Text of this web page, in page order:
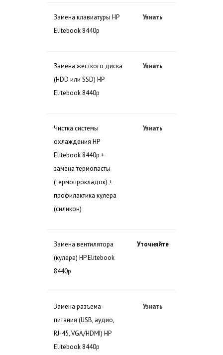
Замена клавиатуры HP
Elitebook 8440p
Узнать
Замена жесткого диска
(HDD или SSD) HP
Elitebook 8440p
Узнать
Чистка системы
охлаждения HP
Elitebook 8440p +
замена термопасты
(термопрокладок) +
профилактика кулера
(силикон)
Узнать
Замена вентилятора
(кулера) HP Elitebook
8440p
Уточняйте
Замена разъема
питания (USB, аудио,
RJ-45, VGA/HDMI) HP
Elitebook 8440p
Узнать